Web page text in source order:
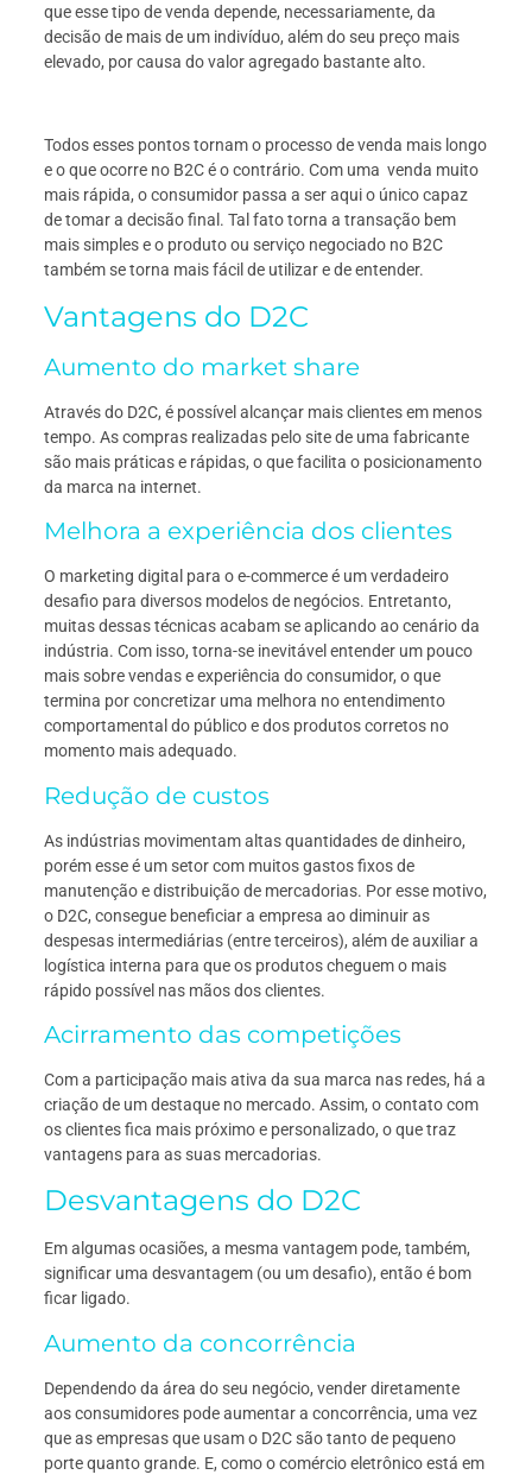
que esse tipo de venda depende, necessariamente, da
decisão de mais de um indivíduo, além do seu preço mais
elevado, por causa do valor agregado bastante alto.
Todos esses pontos tornam o processo de venda mais longo
e o que ocorre no B2C é o contrário. Com uma venda muito
mais rápida, o consumidor passa a ser aqui o único capaz
de tomar a decisão final. Tal fato torna a transação bem
mais simples e o produto ou serviço negociado no B2C
também se torna mais fácil de utilizar e de entender.
Vantagens do D2C
Aumento do market share
Através do D2C, é possível alcançar mais clientes em menos
tempo. As compras realizadas pelo site de uma fabricante
são mais práticas e rápidas, o que facilita o posicionamento
da marca na internet.
Melhora a experiência dos clientes
O marketing digital para o e-commerce é um verdadeiro
desafio para diversos modelos de negócios. Entretanto,
muitas dessas técnicas acabam se aplicando ao cenário da
indústria. Com isso, torna-se inevitável entender um pouco
mais sobre vendas e experiência do consumidor, o que
termina por concretizar uma melhora no entendimento
comportamental do público e dos produtos corretos no
momento mais adequado.
Redução de custos
As indústrias movimentam altas quantidades de dinheiro,
porém esse é um setor com muitos gastos fixos de
manutenção e distribuição de mercadorias. Por esse motivo,
o D2C, consegue beneficiar a empresa ao diminuir as
despesas intermediárias (entre terceiros), além de auxiliar a
logística interna para que os produtos cheguem o mais
rápido possível nas mãos dos clientes.
Acirramento das competições
Com a participação mais ativa da sua marca nas redes, há a
criação de um destaque no mercado. Assim, o contato com
os clientes fica mais próximo e personalizado, o que traz
vantagens para as suas mercadorias.
Desvantagens do D2C
Em algumas ocasiões, a mesma vantagem pode, também,
significar uma desvantagem (ou um desafio), então é bom
ficar ligado.
Aumento da concorrência
Dependendo da área do seu negócio, vender diretamente
aos consumidores pode aumentar a concorrência, uma vez
que as empresas que usam o D2C são tanto de pequeno
porte quanto grande. E, como o comércio eletrônico está em